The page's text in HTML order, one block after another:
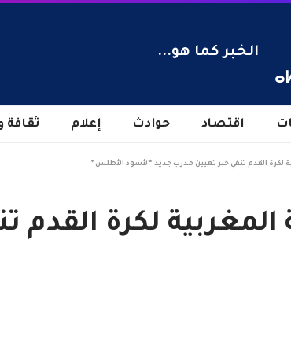
الخبر كما هو...
اقتصاد حوادث إعلام ثقافة
لكرة القدم تنفي خبر تعيين مدرب جديد “لأسود الأطلس”
المغربية لكرة